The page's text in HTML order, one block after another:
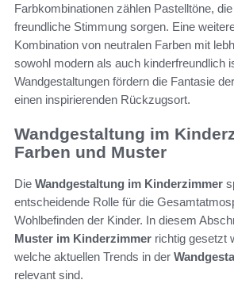
Farbkombinationen zählen Pastelltöne,
freundliche Stimmung sorgen. Eine
Kombination von neutralen Farben mit
sowohl modern als auch kinderfreundlich
Wandgestaltungen fördern die Fantasie
einen inspirierenden Rückzugsort.
Wandgestaltung im
Farben und Muster
Die Wandgestaltung im Kinderzimmer
entscheidende Rolle für die
Wohlbefinden der Kinder. In diesem
Muster im Kinderzimmer richtig gesetzt
welche aktuellen Trends in der
relevant sind.